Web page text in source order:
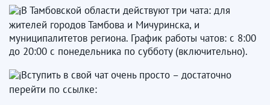
В Тамбовской области действуют три чата: для
жителей городов Тамбова и Мичуринска, и
муниципалитетов региона. График работы чатов: с 8:00
до 20:00 с понедельника по субботу (включительно).
Вступить в свой чат очень просто – достаточно
перейти по ссылке: